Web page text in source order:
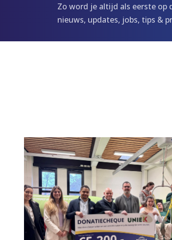
Zo word je altijd als eerste
nieuws, updates, jobs, tips &